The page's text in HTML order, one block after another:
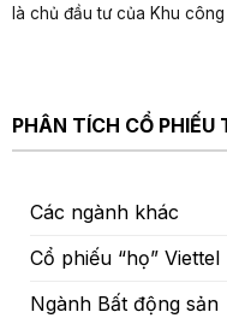
là chủ đầu tư của Khu công
PHÂN TÍCH CỔ PHIẾU
Các ngành khác
Cổ phiếu “họ” Viettel
Ngành Bất động sản